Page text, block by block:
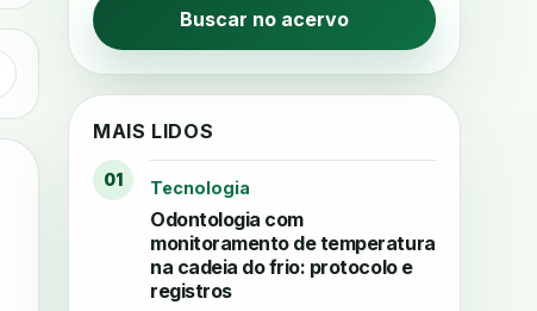
Buscar no acervo
MAIS LIDOS
01 Tecnologia
Odontologia com
monitoramento de temperatura
na cadeia do frio: protocolo e
registros